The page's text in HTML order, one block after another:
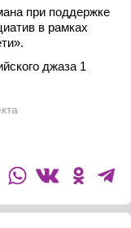
при поддержке
в рамках
джаза 1